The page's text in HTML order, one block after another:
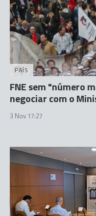
PAÍS
FNE sem "número
negociar com o
3 Nov 17:27